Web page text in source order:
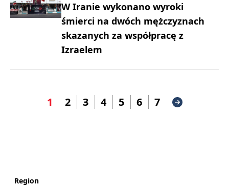
W Iranie wykonano wyroki
śmierci na dwóch mężczyznach
skazanych za współpracę z
Izraelem
1 2 3 4 5 6 7
Region